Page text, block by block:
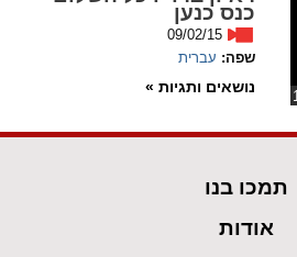
קישורים
סימון קישורים
cached
flag
כנס כנען
09/02/15
שפה: עברית
נושאים ותגיות »
תמכו בנו
אודות